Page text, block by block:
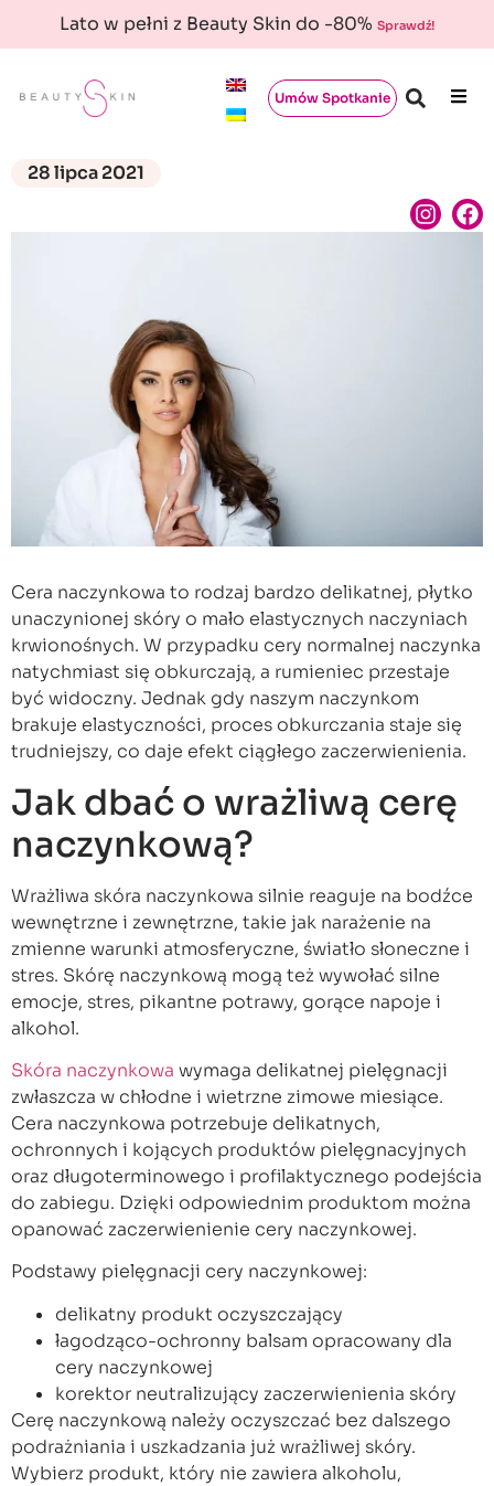
Lato w pełni z Beauty Skin do -80% Sprawdź!
Umów Spotkanie
28 lipca 2021
Cera naczynkowa to rodzaj bardzo delikatnej, płytko
unaczynionej skóry o mało elastycznych naczyniach
krwionośnych. W przypadku cery normalnej naczynka
natychmiast się obkurczają, a rumieniec przestaje
być widoczny. Jednak gdy naszym naczynkom
brakuje elastyczności, proces obkurczania staje się
trudniejszy, co daje efekt ciągłego zaczerwienienia.
Jak dbać o wrażliwą cerę
naczynkową?
Wrażliwa skóra naczynkowa silnie reaguje na bodźce
wewnętrzne i zewnętrzne, takie jak narażenie na
zmienne warunki atmosferyczne, światło słoneczne i
stres. Skórę naczynkową mogą też wywołać silne
emocje, stres, pikantne potrawy, gorące napoje i
alkohol.
Skóra naczynkowa wymaga delikatnej pielęgnacji
zwłaszcza w chłodne i wietrzne zimowe miesiące.
Cera naczynkowa potrzebuje delikatnych,
ochronnych i kojących produktów pielęgnacyjnych
oraz długoterminowego i profilaktycznego podejścia
do zabiegu. Dzięki odpowiednim produktom można
opanować zaczerwienienie cery naczynkowej.
Podstawy pielęgnacji cery naczynkowej:
delikatny produkt oczyszczający
łagodząco-ochronny balsam opracowany dla
cery naczynkowej
korektor neutralizujący zaczerwienienia skóry
Cerę naczynkową należy oczyszczać bez dalszego
podrażniania i uszkadzania już wrażliwej skóry.
Wybierz produkt, który nie zawiera alkoholu,